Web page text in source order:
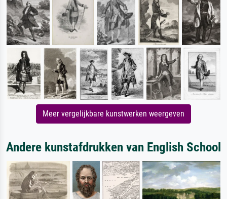
Meer vergelijkbare kunstwerken weergeven
Andere kunstafdrukken van English School